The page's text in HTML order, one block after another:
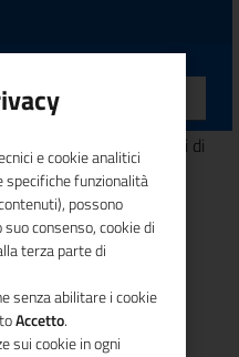
> Personale> Titolari di
e cookie analitici
specifiche funzionalità
possono
consenso, cookie di
terza parte di
senza abilitare i cookie
Accetto.
sui cookie in ogni